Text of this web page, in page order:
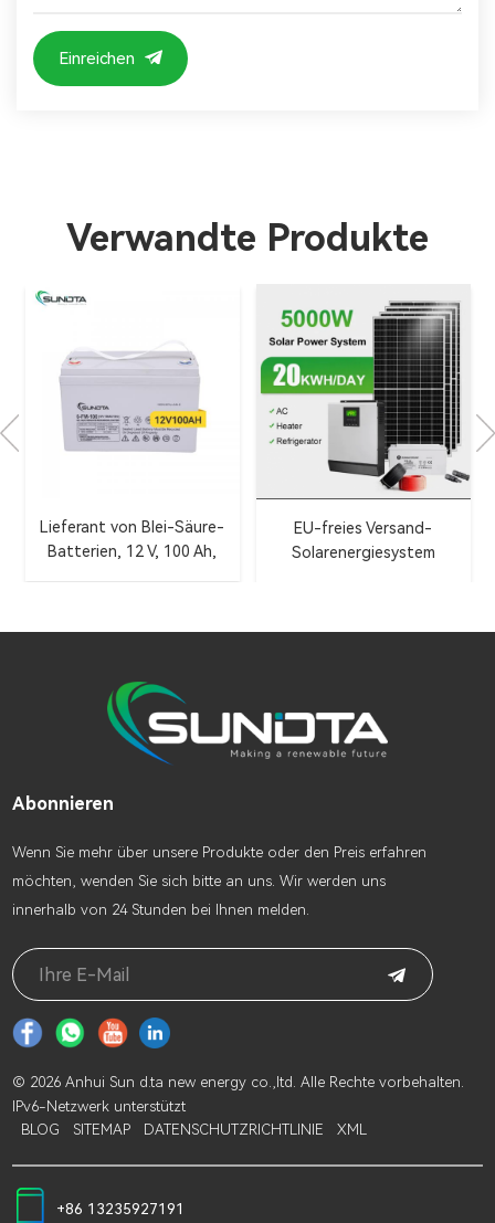
Einreichen
Verwandte Produkte
Lieferant von Blei-Säure-
Batterien, 12 V, 100 Ah,
EU-freies Versand-
Solarenergiesystem
Abonnieren
Wenn Sie mehr über unsere Produkte oder den Preis erfahren
möchten, wenden Sie sich bitte an uns. Wir werden uns
innerhalb von 24 Stunden bei Ihnen melden.
© 2026 Anhui Sun d.ta new energy co.,ltd. Alle Rechte vorbehalten.
IPv6-Netzwerk unterstützt
BLOG
SITEMAP DATENSCHUTZRICHTLINIE XML
+86 13235927191